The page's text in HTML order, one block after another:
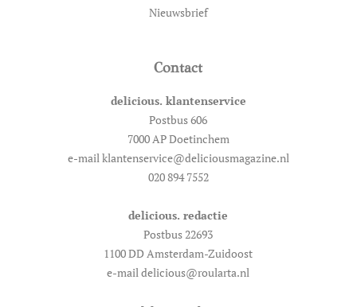
Nieuwsbrief
Contact
delicious. klantenservice
Postbus 606
7000 AP Doetinchem
e-mail klantenservice@deliciousmagazine.nl
020 894 7552
delicious. redactie
Postbus 22693
1100 DD Amsterdam-Zuidoost
e-mail delicious@roularta.nl